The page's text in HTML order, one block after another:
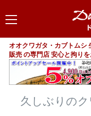
オオクワガタ・カブトムシ
販売 の専門店 安心と拘りを
久しぶりの